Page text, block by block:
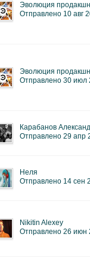
Эволюция
Отправлено 10 авг
Эволюция
Отправлено 30 июл
Карабанов
Отправлено 29 апр
Неля
Отправлено 14 сен
Nikitin Alexey
Отправлено 26 июн